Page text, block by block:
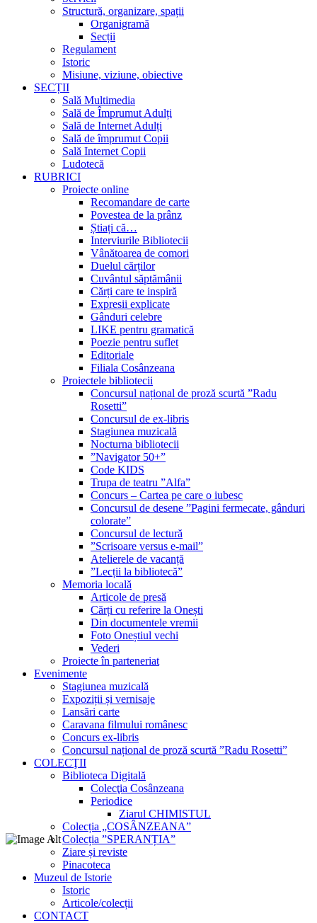
Structură, organizare, spații
Organigramă
Secții
Regulament
Istoric
Misiune, viziune, obiective
SECȚII
Sală Multimedia
Sală de Împrumut Adulți
Sală de Internet Adulți
Sală de împrumut Copii
Sală Internet Copii
Ludotecă
RUBRICI
Proiecte online
Recomandare de carte
Povestea de la prânz
Știați că…
Interviurile Bibliotecii
Vânătoarea de comori
Duelul cărților
Cuvântul săptămânii
Cărți care te inspiră
Expresii explicate
Gânduri celebre
LIKE pentru gramatică
Poezie pentru suflet
Editoriale
Filiala Cosânzeana
Proiectele bibliotecii
Concursul național de proză scurtă ”Radu
Rosetti”
Concursul de ex-libris
Stagiunea muzicală
Nocturna bibliotecii
”Navigator 50+”
Code KIDS
Trupa de teatru ”Alfa”
Concurs – Cartea pe care o iubesc
Concursul de desene ”Pagini fermecate, gânduri
colorate”
Concursul de lectură
”Scrisoare versus e-mail”
Atelierele de vacanță
”Lecții la bibliotecă”
Memoria locală
Articole de presă
Cărți cu referire la Onești
Din documentele vremii
Foto Oneștiul vechi
Vederi
Proiecte în parteneriat
Evenimente
Stagiunea muzicală
Expoziții și vernisaje
Lansări carte
Caravana filmului românesc
Concurs ex-libris
Concursul național de proză scurtă ”Radu Rosetti”
COLECŢII
Biblioteca Digitală
Colecţia Cosânzeana
Periodice
Ziarul CHIMISTUL
Colecția „COSÂNZEANA”
Colecția ”SPERANȚIA”
Ziare și reviste
Pinacoteca
Muzeul de Istorie
Istoric
Articole/colecții
CONTACT